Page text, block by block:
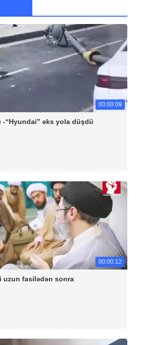
00:00:09
-“Hyundai” əks yola düşdü
00:00:12
uzun fasilədən sonra